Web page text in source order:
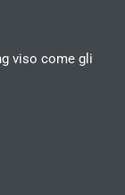
viso come gli